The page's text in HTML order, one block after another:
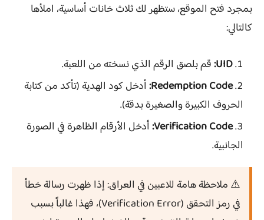
بمجرد فتح الموقع، ستظهر لك ثلاث خانات أساسية، املأها
كالتالي:
UID: قم بلصق الرقم الذي نسخته من اللعبة.
Redemption Code: أدخل كود الهدية (تأكد من كتابة
الحروف الكبيرة والصغيرة بدقة).
Verification Code: أدخل الأرقام الظاهرة في الصورة
الجانبية.
⚠️ ملاحظة هامة للاعبين في العراق:إذا ظهرت رسالة خطأ
في رمز التحقق (Verification Error)، فهذا غالباً بسبب